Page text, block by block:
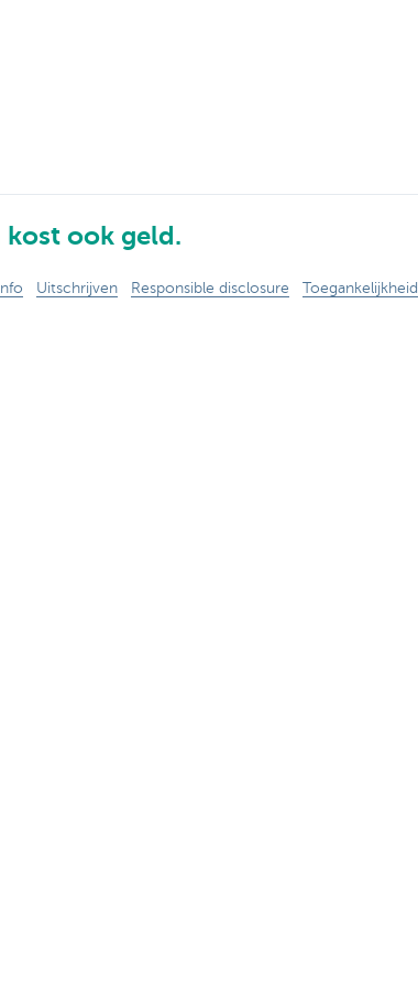
kost ook geld.
Uitschrijven Responsible disclosure Toegankelijkheid